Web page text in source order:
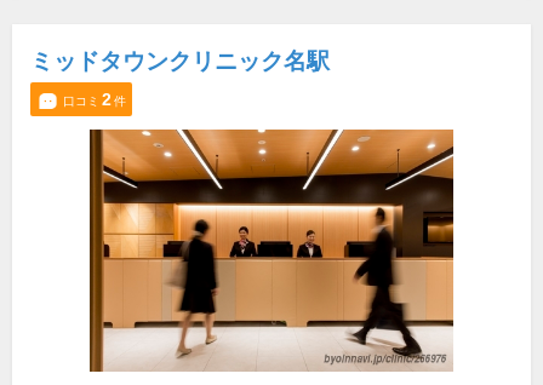
ミッドタウンクリニック名駅
口コミ 2件